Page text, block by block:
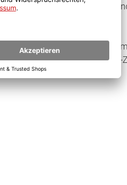
dank intelligenter Heuristik
laufen dabei vom
für einen sicheren Online-